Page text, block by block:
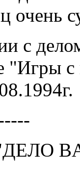
очень
с
"Игры с